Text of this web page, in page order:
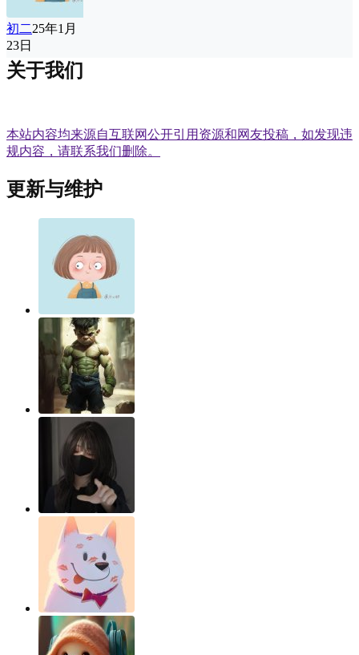
初二25年1月
23日
关于我们
本站内容均来源自互联网公开引用资源和网友投稿，如发现违
规内容，请联系我们删除。
更新与维护